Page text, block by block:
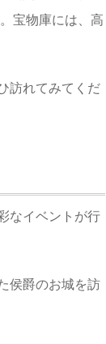
宝物庫には、高
訪れてみてくだ
なイベントが行
侯爵のお城を訪